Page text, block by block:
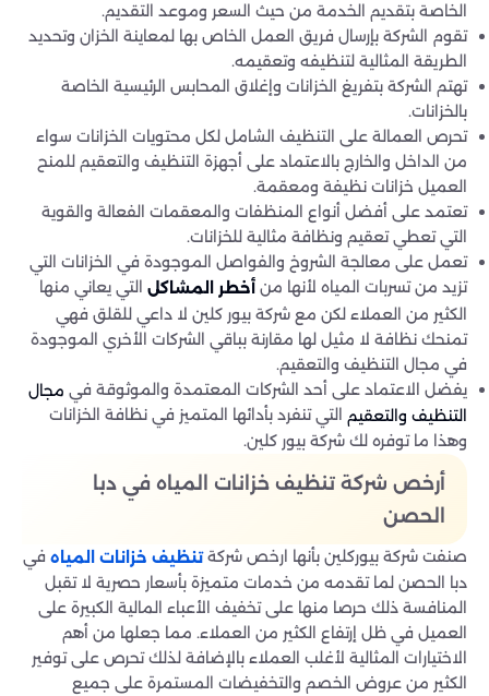
الخاصة بتقديم الخدمة من حيث السعر وموعد التقديم.
تقوم الشركة بإرسال فريق العمل الخاص بها لمعاينة الخزان وتحديد
الطريقة المثالية لتنظيفه وتعقيمه.
تهتم الشركة بتفريغ الخزانات وإغلاق المحابس الرئيسية الخاصة
بالخزانات.
تحرص العمالة على التنظيف الشامل لكل محتويات الخزانات سواء
من الداخل والخارج بالاعتماد على أجهزة التنظيف والتعقيم للمنح
العميل خزانات نظيفة ومعقمة.
تعتمد على أفضل أنواع المنظفات والمعقمات الفعالة والقوية
التي تعطي تعقيم ونظافة مثالية للخزانات.
تعمل على معالجة الشروخ والفواصل الموجودة في الخزانات التي
تزيد من تسربات المياه لأنها من أخطر المشاكل التي يعاني منها
الكثير من العملاء لكن مع شركة بيور كلين لا داعي للقلق فهي
تمنحك نظافة لا مثيل لها مقارنة بباقي الشركات الأخري الموجودة
في مجال التنظيف والتعقيم.
يفضل الاعتماد على أحد الشركات المعتمدة والموثوقة في مجال
التنظيف والتعقيم التي تنفرد بأدائها المتميز في نظافة الخزانات
وهذا ما توفره لك شركة بيور كلين.
أرخص شركة تنظيف خزانات المياه في دبا
الحصن
صنفت شركة بيوركلين بأنها ارخص شركةتنظيف خزانات المياه في
دبا الحصن لما تقدمه من خدمات متميزة بأسعار حصرية لا تقبل
المنافسة ذلك حرصا منها على تخفيف الأعباء المالية الكبيرة على
العميل في ظل إرتفاع الكثير من العملاء. مما جعلها من أهم
الاختيارات المثالية لأغلب العملاء بالإضافة لذلك تحرص على توفير
الكثير من عروض الخصم والتخفيضات المستمرة على جميع